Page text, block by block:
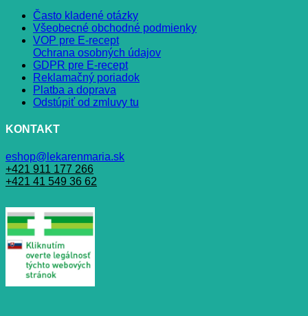
Často kladené otázky
Všeobecné obchodné podmienky
VOP pre E-recept
Ochrana osobných údajov
GDPR pre E-recept
Reklamačný poriadok
Platba a doprava
Odstúpiť od zmluvy tu
KONTAKT
eshop@lekarenmaria.sk
+421 911 177 266
+421 41 549 36 62